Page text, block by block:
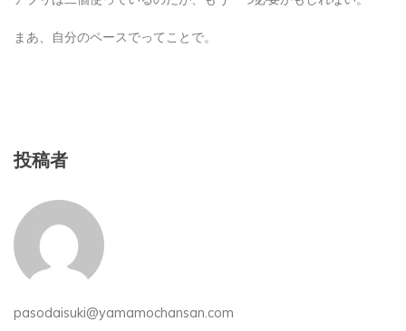
まあ、自分のペースでってことで。
投稿者
pasodaisuki@yamamochansan.com